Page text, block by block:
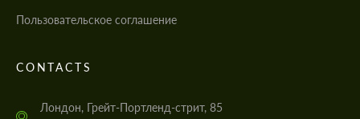
Пользовательское соглашение
CONTACTS
Лондон, Грейт-Портленд-стрит, 85